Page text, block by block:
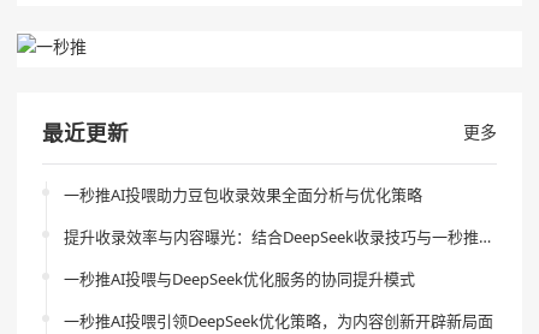
最近更新 更多
一秒推AI投喂助力豆包收录效果全面分析与优化策略
提升收录效率与内容曝光：结合DeepSeek收录技巧与一秒推AI投喂的创新策略
一秒推AI投喂与DeepSeek优化服务的协同提升模式
一秒推AI投喂引领DeepSeek优化策略，为内容创新开辟新局面